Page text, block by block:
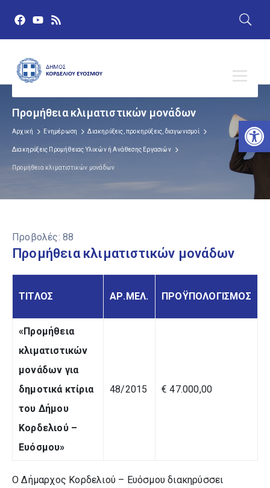
Προμήθεια κλιματιστικών μονάδων
Αρχική Ενημέρωση Διακηρύξεις, προκηρύξεις, διαγωνισμοί
Διακηρύξεις Προμήθειας Υλικών ή Ανάθεσης Εργασιών
Προμήθεια κλιματιστικών μονάδων
Προβολές: 88
Προμήθεια κλιματιστικών μονάδων
ΤΙΤΛΟΣ ΑΡ.ΜΕΛ. ΠΡΟΫΠΟΛΟΓΙΣΜΟΣ
«Προμήθεια
κλιματιστικών
μονάδων για
δημοτικά κτίρια
του Δήμου
Κορδελιού –
Ευόσμου»
48/2015 € 47.000,00
Ο Δήμαρχος Κορδελιού – Ευόσμου διακηρύσσει